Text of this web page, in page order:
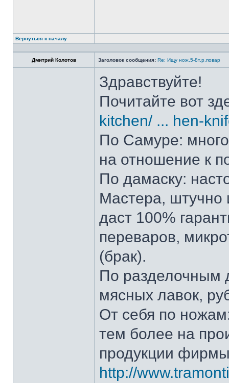
Вернуться к началу
Дмитрий Колотов Заголовок сообщения: Re: Ищу нож.5-8т.р.повар
Здравствуйте!
Почитайте вот
kitchen/ ... hen-
По Самуре: много
на отношение к
По дамаску:
Мастера, штучно
даст 100%
переваров,
(брак).
По разделочным
мясных лавок,
От себя по
тем более на
продукции
http://